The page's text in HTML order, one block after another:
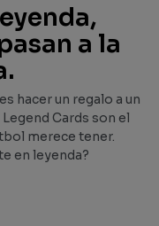
a la
hacer un regalo a un
Cards son el
merece tener.
en leyenda?